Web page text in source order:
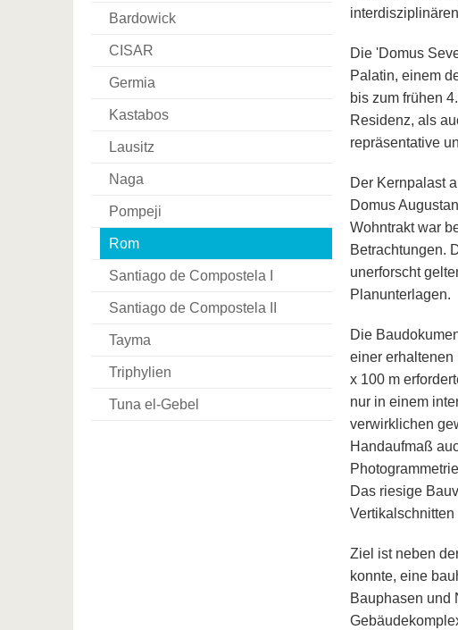
Bardowick
CISAR
Germia
Kastabos
Lausitz
Naga
Pompeji
Rom
Santiago de Compostela I
Santiago de Compostela II
Tayma
Triphylien
Tuna el-Gebel
Die 'Domus
Palatin, einem
bis zum frühen
Residenz, als
repräsentative
Der Kernpalast
Domus
Wohntrakt war
Betrachtungen.
unerforscht
Planunterlagen.
Die
einer erhaltenen
x 100 m
nur in einem
verwirklichen
Handaufmaß
Das riesige
Vertikalschnitten
Ziel ist neben
konnte, eine
Bauphasen und